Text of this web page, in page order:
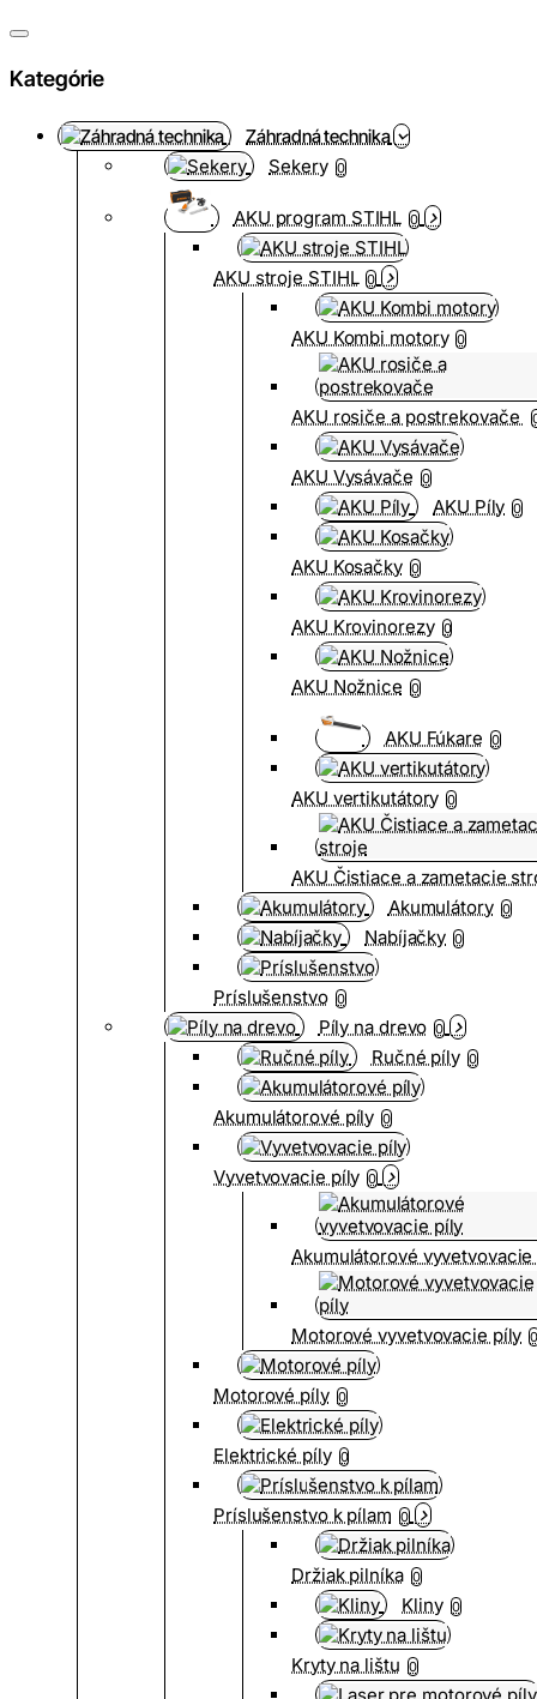
Kategórie
Záhradná technika
Sekery 0
AKU program STIHL 0
AKU stroje STIHL 0
AKU Kombi motory 0
AKU rosiče a postrekovače
AKU Vysávače 0
AKU Píly 0
AKU Kosačky 0
AKU Krovinorezy 0
AKU Nožnice 0
AKU Fúkare 0
AKU vertikutátory 0
AKU Čistiace a zametacie
Akumulátory 0
Nabíjačky 0
Príslušenstvo 0
Píly na drevo 0
Ručné píly 0
Akumulátorové píly 0
Vyvetvovacie píly 0
Akumulátorové
Motorové vyvetvovacie píly
Motorové píly 0
Elektrické píly 0
Príslušenstvo k pílam 0
Držiak pilníka 0
Kliny 0
Kryty na lištu 0